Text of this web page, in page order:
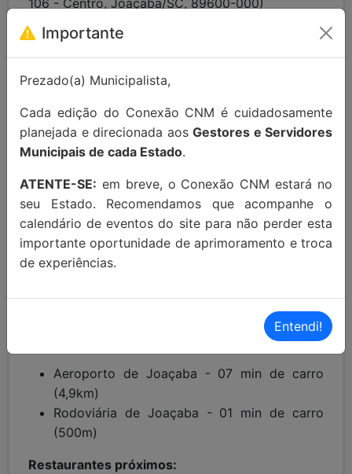
106 - Centro, Joaçaba/SC, 89600-000)
Para maiores informações entre em
contato:contato@conexaocnm.org.br
Apoio Institucional:
MAIORES INFORMAÇÕES:
Localização Maps:
Localização Waze:Clique aqui!
Aeroporto de Joaçaba - 07 min de carro
(4,9km)
Rodoviária de Joaçaba - 01 min de carro
(500m)
Restaurantes próximos:
Importante
Prezado(a) Municipalista,
Cada edição do Conexão CNM é cuidadosamente
planejada e direcionada aos Gestores e Servidores
Municipais de cada Estado.
ATENTE-SE: em breve, o Conexão CNM estará no
seu Estado. Recomendamos que acompanhe o
calendário de eventos do site para não perder esta
importante oportunidade de aprimoramento e troca
de experiências.
Entendi!